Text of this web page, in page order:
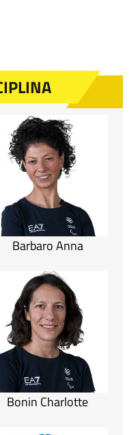
Barbaro Anna
Bonin Charlotte